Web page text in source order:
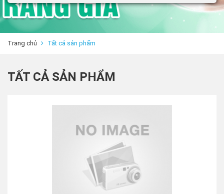
Trang chủ Tất cả sản phẩm
TẤT CẢ SẢN PHẨM